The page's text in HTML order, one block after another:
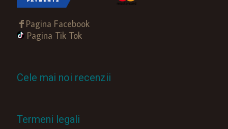
Pagina Facebook
Pagina Tik Tok
Cele mai noi recenzii
Termeni legali